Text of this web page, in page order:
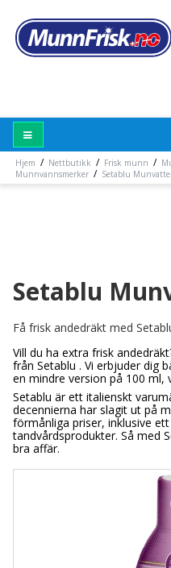
Hjem / Nettbutikk / Frisk munn /
Munnvannsmerker / Setablu
Setablu
Få frisk andedräkt med
Vill du ha extra frisk
från Setablu . Vi erbjuder dig
en mindre version på 100 ml,
Setablu är ett italienskt
decennierna har slagit ut på
förmånliga priser, inklusive
tandvårdsprodukter. Så med
bra affär.